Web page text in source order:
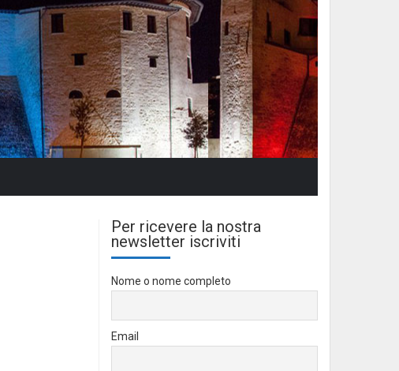
Per ricevere la nostra
newsletter iscriviti
Nome o nome completo
Email